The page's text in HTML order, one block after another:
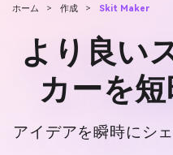
ホーム > 作成 > Skit Maker
より良い
カーを
アイデアを瞬時にシ